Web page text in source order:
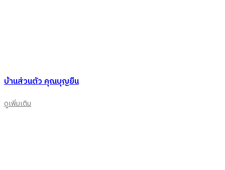
บ้านส่วนตัว คุณบุญยืน
ดูเพิ่มเติม